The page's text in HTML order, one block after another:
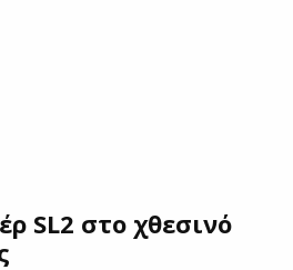
SL2 στο χθεσινό